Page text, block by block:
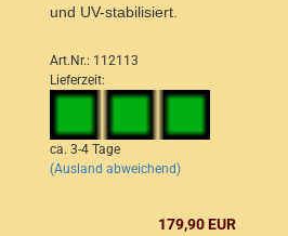
und UV-stabilisiert.
Art.Nr.: 112113
Lieferzeit:
ca. 3-4 Tage
(Ausland abweichend)
179,90 EUR